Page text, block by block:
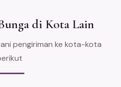
di Kota Lain
pengiriman ke kota-kota